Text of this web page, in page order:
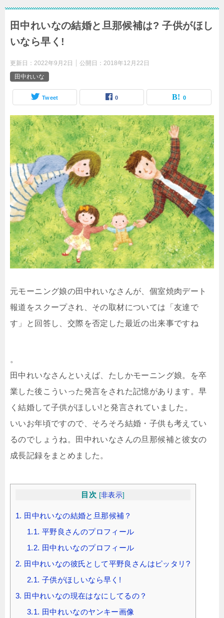
田中れいなの結婚と旦那候補は? 子供がほし
いなら早く!
更新日： 2022年9月2日 公開日： 2018年12月22日
田中れいな
Tweet 0 0
元モーニング娘の田中れいなさんが、個室焼肉デート
報道をスクープされ、その取材については「友達で
す」と回答し、交際を否定した最近の出来事ですね
。
田中れいなさんといえば、たしかモーニング娘。を卒
業した後こういった発言をされた記憶があります。早
く結婚して子供がほしい!と発言されていました。
いいお年頃ですので、そろそろ結婚・子供も考えてい
るのでしょうね。田中れいなさんの旦那候補と彼女の
成長記録をまとめました。
目次 [非表示]
1. 田中れいなの結婚と旦那候補？
1.1. 平野良さんのプロフィール
1.2. 田中れいなのプロフィール
2. 田中れいなの彼氏として平野良さんはピッタリ?
2.1. 子供がほしいなら早く!
3. 田中れいなの現在はなにしてるの？
3.1. 田中れいなのヤンキー画像